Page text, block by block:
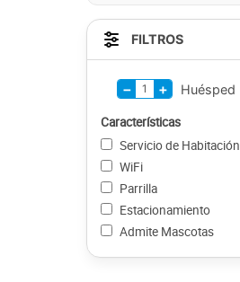
FILTROS
− 1 + Huésped
Características
Servicio de Habitación
WiFi
Parrilla
Estacionamiento
Admite Mascotas